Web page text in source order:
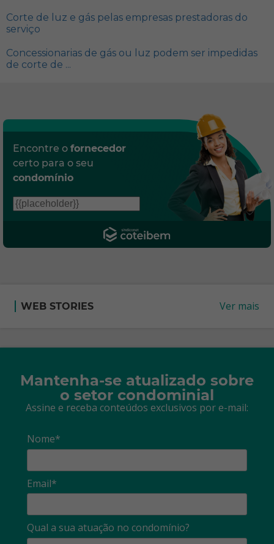
Corte de luz e gás pelas empresas prestadoras do
serviço
Concessionarias de gás ou luz podem ser impedidas
de corte de ...
Encontre o fornecedor
certo para o seu
condomínio
WEB STORIES Ver mais
Mantenha-se atualizado sobre
o setor condominial
Assine e receba conteúdos exclusivos por e-mail:
Nome*
Email*
Qual a sua atuação no condomínio?